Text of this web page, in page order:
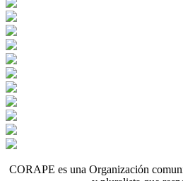
CORAPE es una Organización